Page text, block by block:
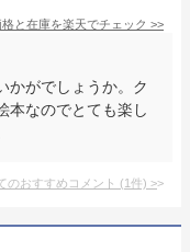
格と在庫を楽天でチェック >>
かがでしょうか。ク
本なのでとても楽し
のおすすめコメント (1件) >